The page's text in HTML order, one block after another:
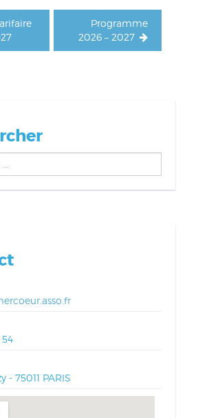
Programme
2026 – 2027
54
- 75011 PARIS